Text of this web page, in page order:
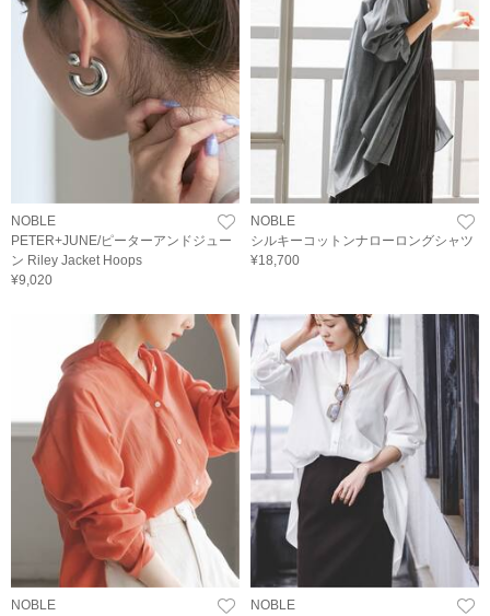
NOBLE
PETER+JUNE/ピーターアンドジュー
ン Riley Jacket Hoops
¥9,020
NOBLE
シルキーコットンナローロングシャツ
¥18,700
NOBLE
NOBLE